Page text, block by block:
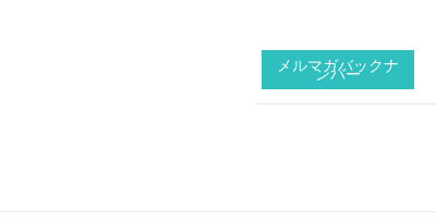
メルマガバックナ
ンバー